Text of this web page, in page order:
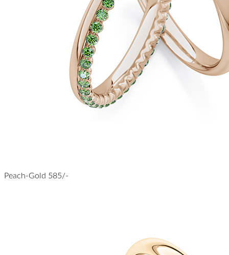
Peach-Gold 585/-